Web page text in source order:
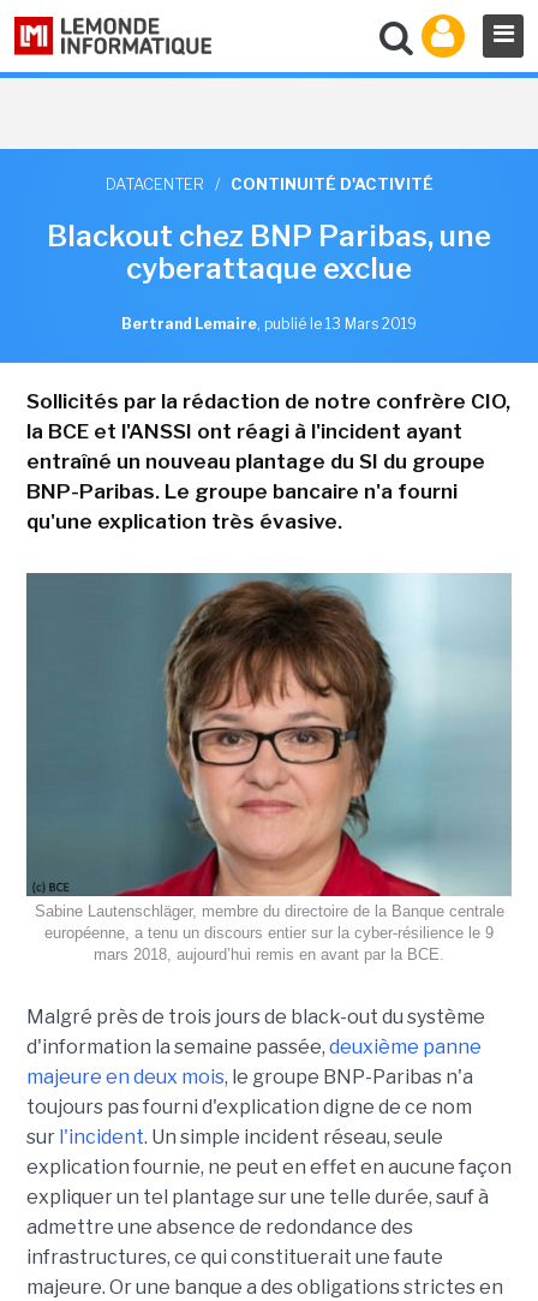
DATACENTER / CONTINUITÉ D'ACTIVITÉ
Blackout chez BNP Paribas, une
cyberattaque exclue
Bertrand Lemaire, publié le 13 Mars 2019
Sollicités par la rédaction de notre confrère CIO,
la BCE et l'ANSSI ont réagi à l'incident ayant
entraîné un nouveau plantage du SI du groupe
BNP-Paribas. Le groupe bancaire n'a fourni
qu'une explication très évasive.
Sabine Lautenschläger, membre du directoire de la Banque centrale
européenne, a tenu un discours entier sur la cyber-résilience le 9
mars 2018, aujourd’hui remis en avant par la BCE.
Malgré près de trois jours de black-out du système
d'information la semaine passée, deuxième panne
majeure en deux mois, le groupe BNP-Paribas n'a
toujours pas fourni d'explication digne de ce nom
sur l'incident. Un simple incident réseau, seule
explication fournie, ne peut en effet en aucune façon
expliquer un tel plantage sur une telle durée, sauf à
admettre une absence de redondance des
infrastructures, ce qui constituerait une faute
majeure. Or une banque a des obligations strictes en